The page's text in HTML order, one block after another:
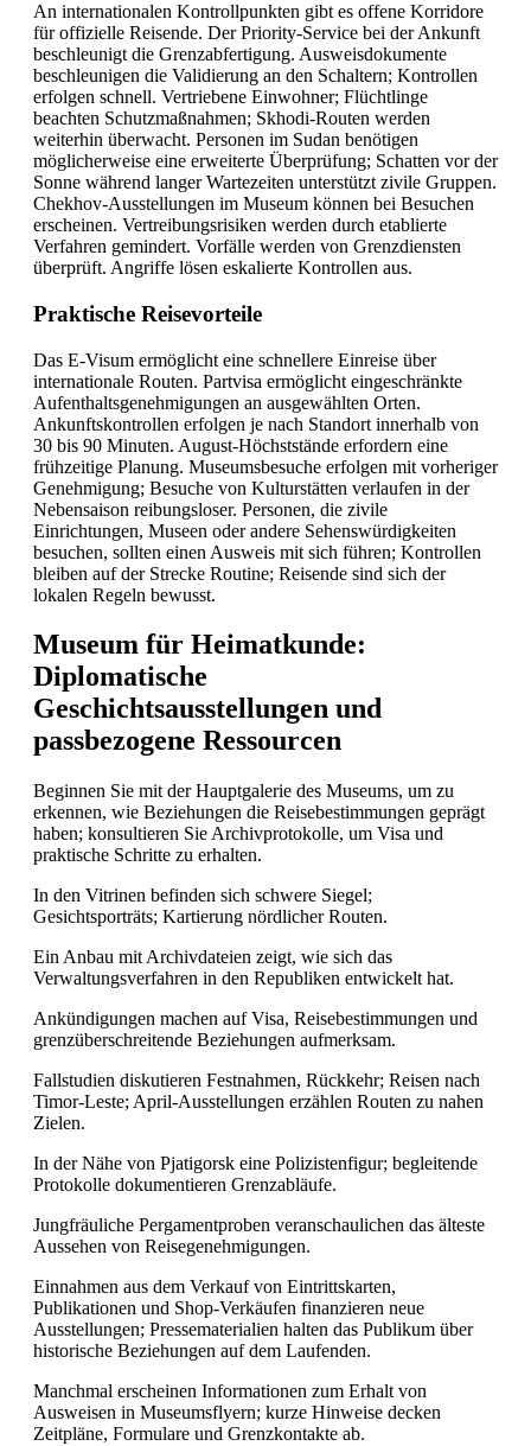
An internationalen Kontrollpunkten gibt es offene Korridore
für offizielle Reisende. Der Priority-Service bei der Ankunft
beschleunigt die Grenzabfertigung. Ausweisdokumente
beschleunigen die Validierung an den Schaltern; Kontrollen
erfolgen schnell. Vertriebene Einwohner; Flüchtlinge
beachten Schutzmaßnahmen; Skhodi-Routen werden
weiterhin überwacht. Personen im Sudan benötigen
möglicherweise eine erweiterte Überprüfung; Schatten vor der
Sonne während langer Wartezeiten unterstützt zivile Gruppen.
Chekhov-Ausstellungen im Museum können bei Besuchen
erscheinen. Vertreibungsrisiken werden durch etablierte
Verfahren gemindert. Vorfälle werden von Grenzdiensten
überprüft. Angriffe lösen eskalierte Kontrollen aus.
Praktische Reisevorteile
Das E-Visum ermöglicht eine schnellere Einreise über
internationale Routen. Partvisa ermöglicht eingeschränkte
Aufenthaltsgenehmigungen an ausgewählten Orten.
Ankunftskontrollen erfolgen je nach Standort innerhalb von
30 bis 90 Minuten. August-Höchststände erfordern eine
frühzeitige Planung. Museumsbesuche erfolgen mit vorheriger
Genehmigung; Besuche von Kulturstätten verlaufen in der
Nebensaison reibungsloser. Personen, die zivile
Einrichtungen, Museen oder andere Sehenswürdigkeiten
besuchen, sollten einen Ausweis mit sich führen; Kontrollen
bleiben auf der Strecke Routine; Reisende sind sich der
lokalen Regeln bewusst.
Museum für Heimatkunde:
Diplomatische
Geschichtsausstellungen und
passbezogene Ressourcen
Beginnen Sie mit der Hauptgalerie des Museums, um zu
erkennen, wie Beziehungen die Reisebestimmungen geprägt
haben; konsultieren Sie Archivprotokolle, um Visa und
praktische Schritte zu erhalten.
In den Vitrinen befinden sich schwere Siegel;
Gesichtsporträts; Kartierung nördlicher Routen.
Ein Anbau mit Archivdateien zeigt, wie sich das
Verwaltungsverfahren in den Republiken entwickelt hat.
Ankündigungen machen auf Visa, Reisebestimmungen und
grenzüberschreitende Beziehungen aufmerksam.
Fallstudien diskutieren Festnahmen, Rückkehr; Reisen nach
Timor-Leste; April-Ausstellungen erzählen Routen zu nahen
Zielen.
In der Nähe von Pjatigorsk eine Polizistenfigur; begleitende
Protokolle dokumentieren Grenzabläufe.
Jungfräuliche Pergamentproben veranschaulichen das älteste
Aussehen von Reisegenehmigungen.
Einnahmen aus dem Verkauf von Eintrittskarten,
Publikationen und Shop-Verkäufen finanzieren neue
Ausstellungen; Pressematerialien halten das Publikum über
historische Beziehungen auf dem Laufenden.
Manchmal erscheinen Informationen zum Erhalt von
Ausweisen in Museumsflyern; kurze Hinweise decken
Zeitpläne, Formulare und Grenzkontakte ab.